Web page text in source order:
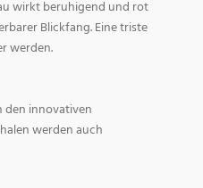
wirkt beruhigend und rot
Blickfang. Eine triste
werden.
den innovativen
werden auch